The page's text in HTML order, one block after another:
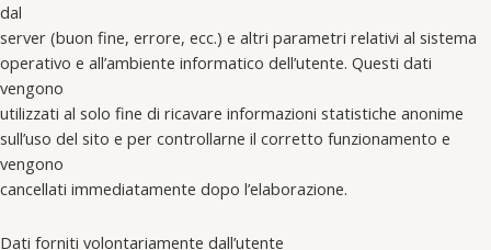
dal
server (buon fine, errore, ecc.) e altri parametri relativi al sistema
operativo e all’ambiente informatico dell’utente. Questi dati
vengono
utilizzati al solo fine di ricavare informazioni statistiche anonime
sull’uso del sito e per controllarne il corretto funzionamento e
vengono
cancellati immediatamente dopo l’elaborazione.
Dati forniti volontariamente dall’utente